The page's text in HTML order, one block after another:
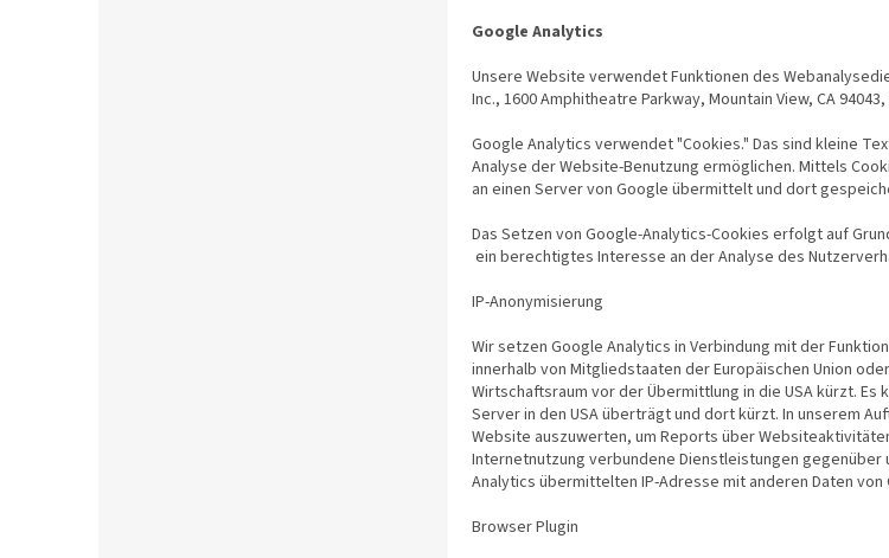
Google Analytics
Unsere Website verwendet Funktionen des
Inc., 1600 Amphitheatre Parkway, Mountain View, CA 94043,
Google Analytics verwendet "Cookies." Das sind kleine
Analyse der Website-Benutzung ermöglichen. Mittels
an einen Server von Google übermittelt und dort
Das Setzen von Google-Analytics-Cookies erfolgt auf
ein berechtigtes Interesse an der Analyse des
IP-Anonymisierung
Wir setzen Google Analytics in Verbindung mit der
innerhalb von Mitgliedstaaten der Europäischen Union
Wirtschaftsraum vor der Übermittlung in die USA kürzt.
Server in den USA überträgt und dort kürzt. In unserem
Website auszuwerten, um Reports über
Internetnutzung verbundene Dienstleistungen
Analytics übermittelten IP-Adresse mit anderen Daten
Browser Plugin